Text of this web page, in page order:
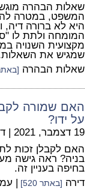
שאלות הבהרה
המשפט, במטרה
היא לא ברורה דיה,
המומחה ולתת לו
מקצועית השנויה
שמגיש את
שאלות הבהרה [באתר
האם שמורה
על ידו?
19 דצמבר, 2021 |
האם לקבלן זכות
בניה? ראה גישה
בחיפה בעניין זה.
דירה [באתר 520] |